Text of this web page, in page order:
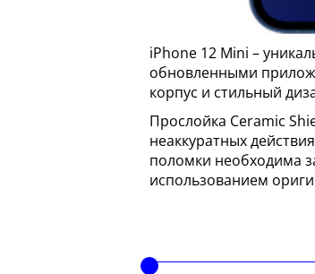
iPhone 12 Mini –
обновленными
корпус и стильный
Прослойка Ceramic
неаккуратных
поломки необходима
использованием